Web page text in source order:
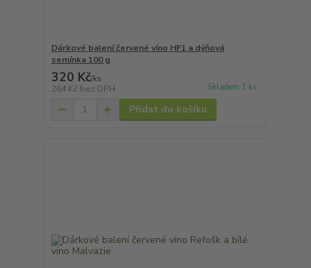
Dárkové balení červené víno HF1 a dýňová
semínka 100 g
320 Kč/ks
264 Kč bez DPH Skladem 1 ks
Přidat do košíku